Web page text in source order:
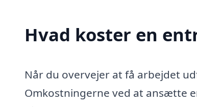
Hvad koster en
Når du overvejer at få arbejdet
Omkostningerne ved at ansætte